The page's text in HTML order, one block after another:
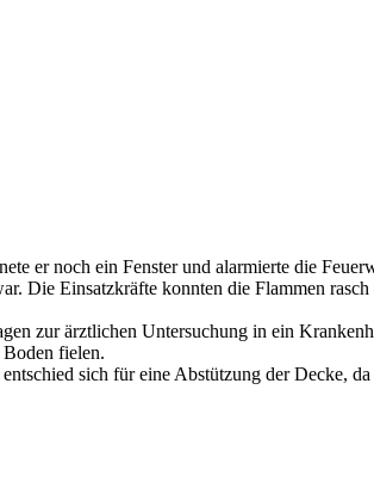
er noch ein Fenster und alarmierte die
Die Einsatzkräfte konnten die Flammen
zur ärztlichen Untersuchung in ein
fielen.
sich für eine Abstützung der Decke,